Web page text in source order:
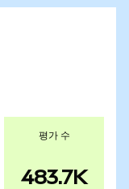
평가 수
483.7K